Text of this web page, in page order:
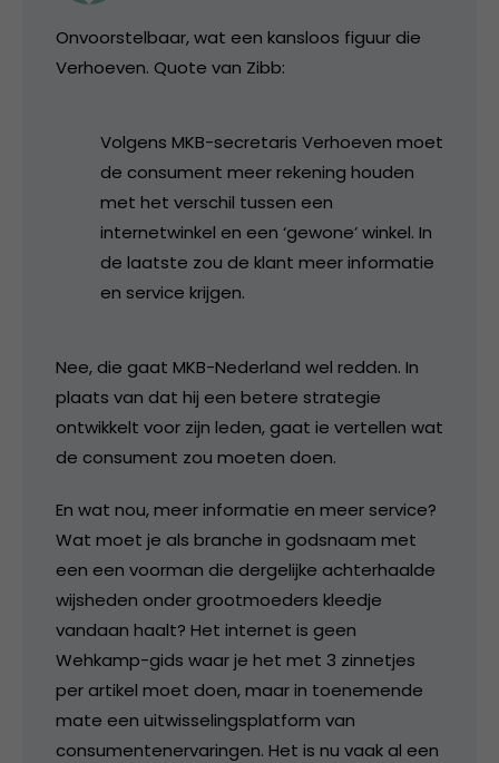
Onvoorstelbaar, wat een kansloos figuur die
Verhoeven. Quote van Zibb:
Volgens MKB-secretaris Verhoeven moet
de consument meer rekening houden
met het verschil tussen een
internetwinkel en een ‘gewone’ winkel. In
de laatste zou de klant meer informatie
en service krijgen.
Nee, die gaat MKB-Nederland wel redden. In
plaats van dat hij een betere strategie
ontwikkelt voor zijn leden, gaat ie vertellen wat
de consument zou moeten doen.
En wat nou, meer informatie en meer service?
Wat moet je als branche in godsnaam met
een een voorman die dergelijke achterhaalde
wijsheden onder grootmoeders kleedje
vandaan haalt? Het internet is geen
Wehkamp-gids waar je het met 3 zinnetjes
per artikel moet doen, maar in toenemende
mate een uitwisselingsplatform van
consumentenervaringen. Het is nu vaak al een